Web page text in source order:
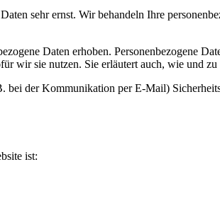
sehr ernst. Wir behandeln Ihre
Daten erhoben. Personenbezogene
wir sie nutzen. Sie erläutert auch, wie und
bei der Kommunikation per E-Mail)
ist: